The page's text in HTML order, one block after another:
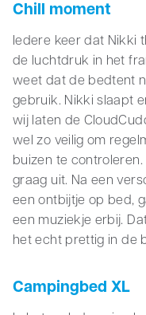
Chill moment
Iedere keer dat Nikki
de luchtdruk in het
weet dat de bedtent
gebruik. Nikki slaapt
wij laten de
wel zo veilig om
buizen te
graag uit. Na een
een ontbijtje op bed,
een muziekje erbij.
het echt prettig in de
Campingbed XL